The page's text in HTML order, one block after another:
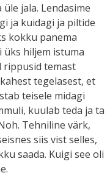
jala. Lendasime
ja kuidagi ja piltide
kokku panema
üks hiljem istuma
rippusid temast
tegelasest, et
teisele midagi
kuulab teda ja ta
Tehniline värk,
siis vist selles,
saada. Kuigi see oli